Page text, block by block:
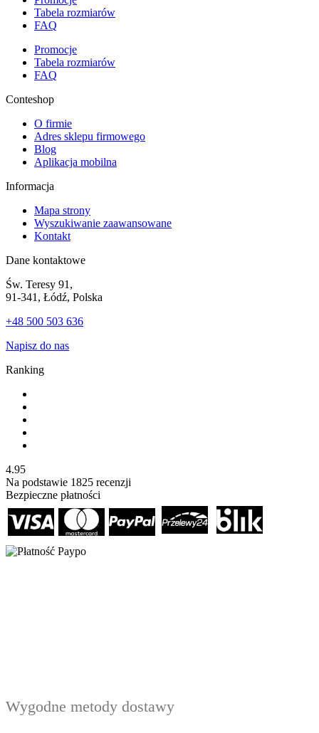
Tabela rozmiarów
FAQ
Promocje
Tabela rozmiarów
FAQ
Conteshop
O firmie
Adres sklepu firmowego
Blog
Aplikacja mobilna
Informacja
Mapa strony
Wyszukiwanie zaawansowane
Kontakt
Dane kontaktowe
Św. Teresy 91,
91-341, Łódź, Polska
+48 500 503 636
Napisz do nas
Ranking
4.95
Na podstawie 1825 recenzji
Bezpieczne płatności
Wygodne metody dostawy